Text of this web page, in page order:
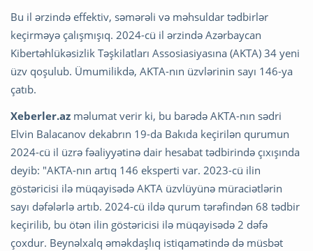
Bu il ərzində effektiv, səmərəli və məhsuldar tədbirlər
keçirməyə çalışmışıq. 2024-cü il ərzində Azərbaycan
Kibertəhlükəsizlik Təşkilatları Assosiasiyasına (AKTA) 34 yeni
üzv qoşulub. Ümumilikdə, AKTA-nın üzvlərinin sayı 146-ya
çatıb.
Xeberler.az məlumat verir ki, bu barədə AKTA-nın sədri
Elvin Balacanov dekabrın 19-da Bakıda keçirilən qurumun
2024-cü il üzrə fəaliyyətinə dair hesabat tədbirində çıxışında
deyib: "AKTA-nın artıq 146 eksperti var. 2023-cü ilin
göstəricisi ilə müqayisədə AKTA üzvlüyünə müraciətlərin
sayı dəfələrlə artıb. 2024-cü ildə qurum tərəfindən 68 tədbir
keçirilib, bu ötən ilin göstəricisi ilə müqayisədə 2 dəfə
çoxdur. Beynəlxalq əməkdaşlıq istiqamətində də müsbət